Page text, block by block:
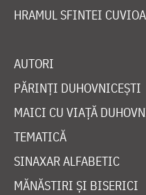
HRAMUL SFINTEI
AUTORI
PĂRINȚI DUHOVNICEȘTI
MAICI CU VIAȚĂ
TEMATICĂ
SINAXAR ALFABETIC
MĂNĂSTIRI ȘI BISERICI